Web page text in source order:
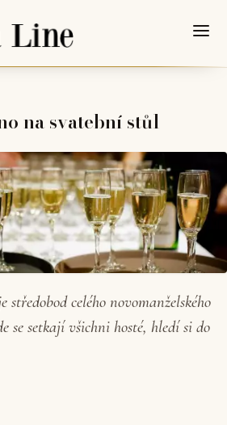
na svatební stůl
celého novomanželského
se setkají všichni hosté, hledí si do